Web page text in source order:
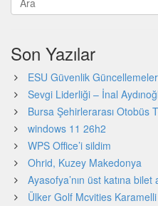
Son Yazılar
ESU Güvenlik
Sevgi Liderliği – İnal
Bursa Şehirlerarası Otobüs
windows 11 26h2
WPS Office’i sildim
Ohrid, Kuzey Makedonya
Ayasofya’nın üst katına
Ülker Golf Mcvities